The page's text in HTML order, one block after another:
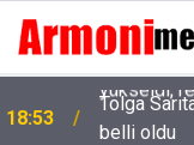
18:53
Tolga
belli oldu